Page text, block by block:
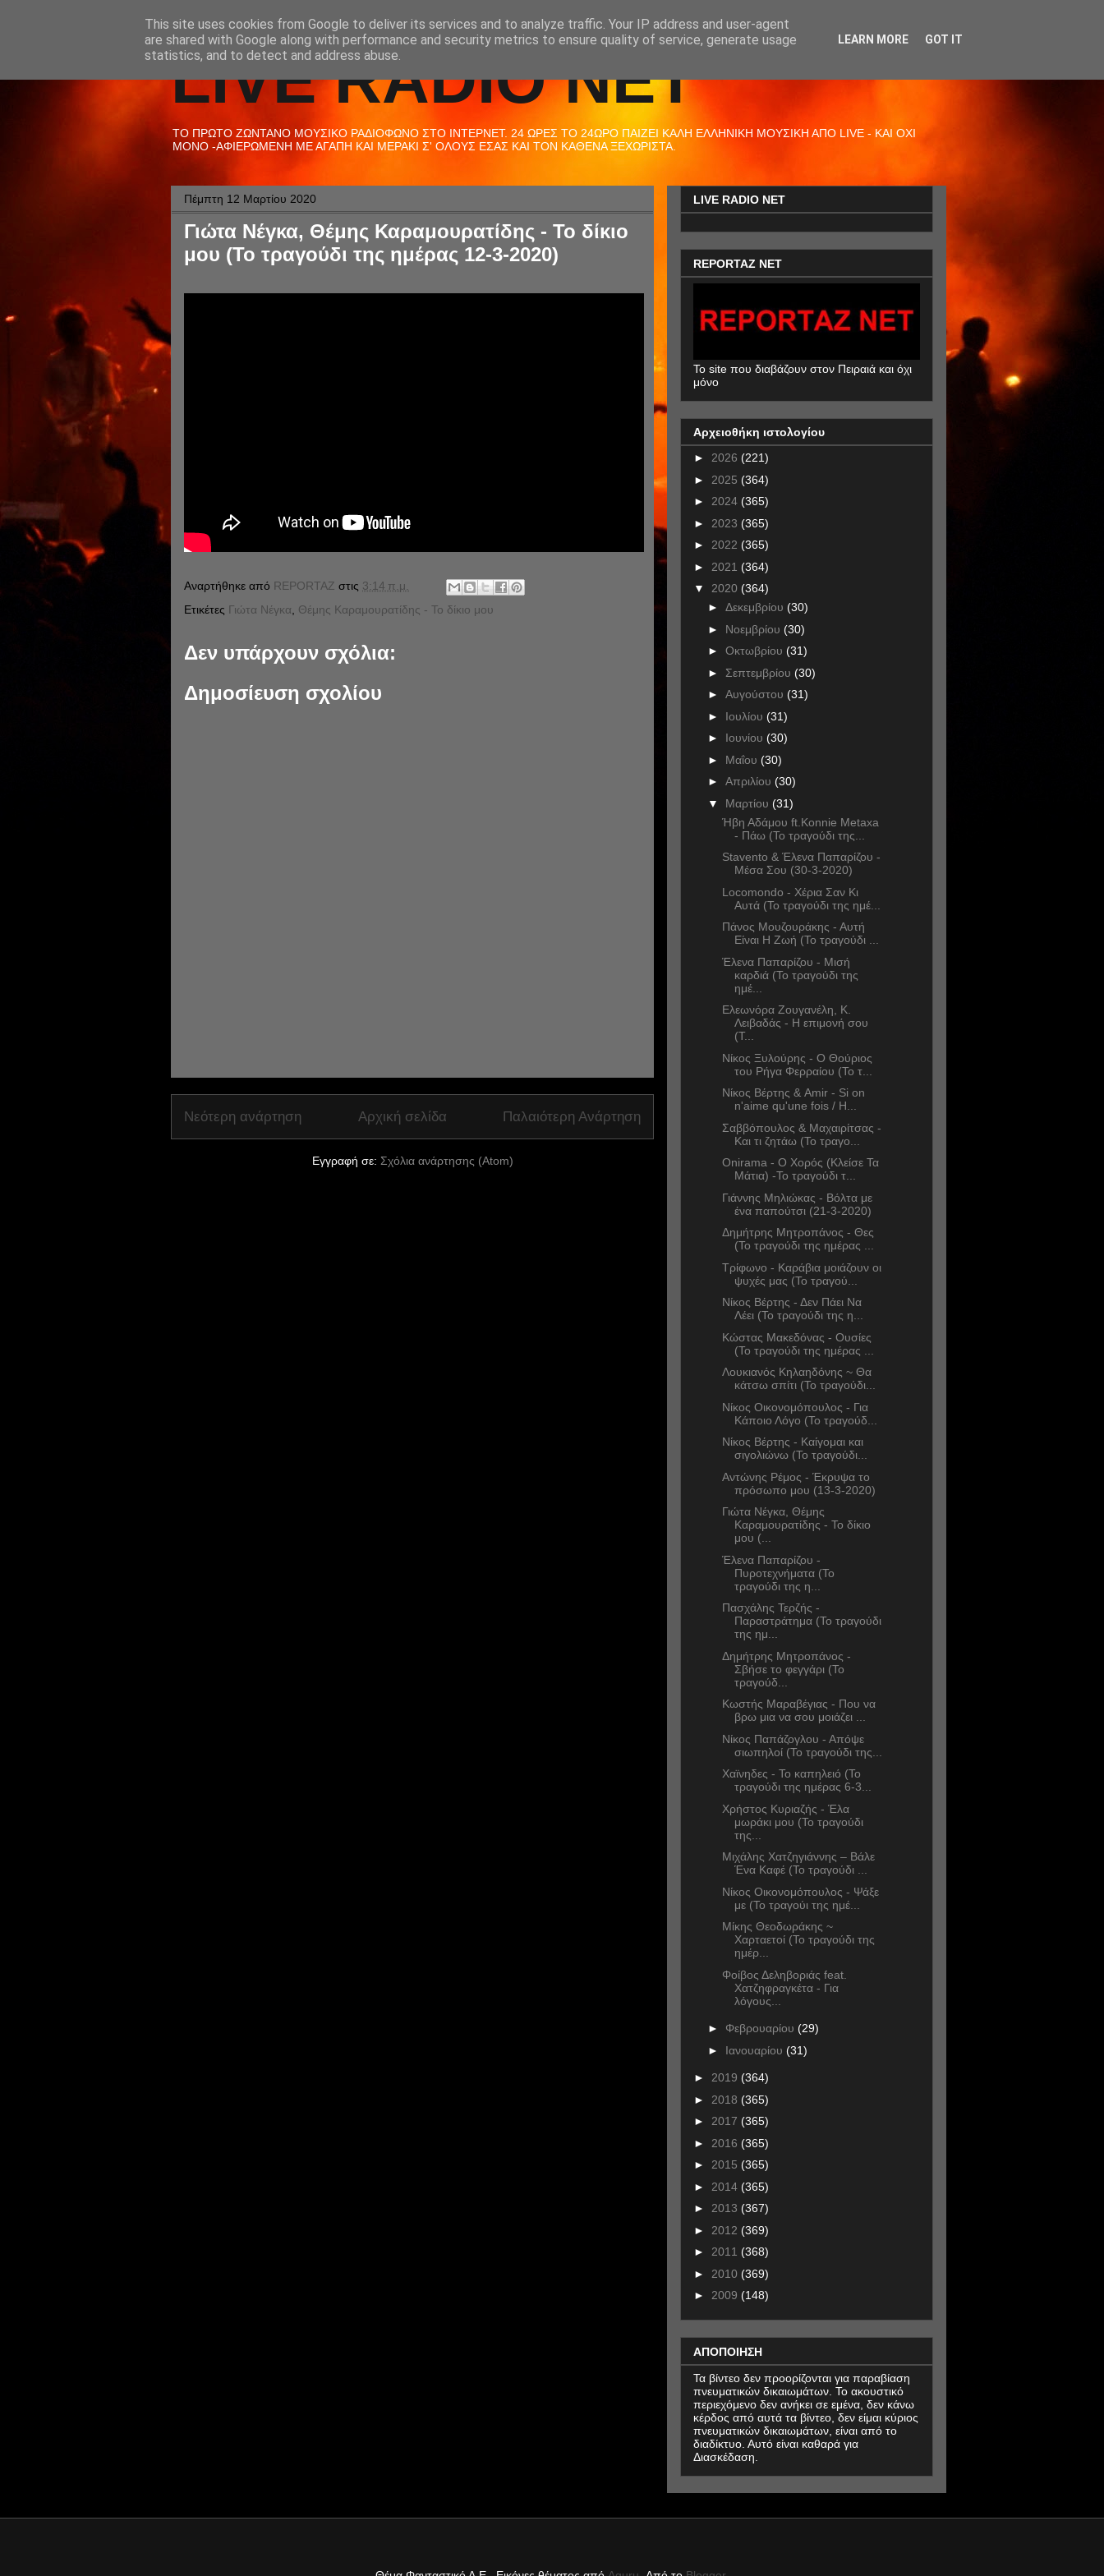
LIVE RADIO NET
ΤΟ ΠΡΩΤΟ ΖΩΝΤΑΝΟ ΜΟΥΣΙΚΟ ΡΑΔΙΟΦΩΝΟ ΣΤΟ ΙΝΤΕΡΝΕΤ. 24 ΩΡΕΣ ΤΟ 24ΩΡΟ ΠΑΙΖΕΙ ΚΑΛΗ ΕΛΛΗΝΙΚΗ ΜΟΥΣΙΚΗ ΑΠΟ LIVE - ΚΑΙ ΟΧΙ
ΜΟΝΟ -ΑΦΙΕΡΩΜΕΝΗ ΜΕ ΑΓΑΠΗ ΚΑΙ ΜΕΡΑΚΙ Σ' ΟΛΟΥΣ ΕΣΑΣ ΚΑΙ ΤΟΝ ΚΑΘΕΝΑ ΞΕΧΩΡΙΣΤΑ.
Πέμπτη 12 Μαρτίου 2020
Γιώτα Νέγκα, Θέμης Καραμουρατίδης - Το δίκιο
μου (Το τραγούδι της ημέρας 12-3-2020)
Αναρτήθηκε από REPORTAZ στις 3:14 π.μ.
Ετικέτες Γιώτα Νέγκα Θέμης Καραμουρατίδης - Το δίκιο μου
Δεν υπάρχουν σχόλια:
Δημοσίευση σχολίου
Νεότερη ανάρτηση Παλαιότερη Ανάρτηση
Αρχική σελίδα
Εγγραφή σε: Σχόλια ανάρτησης (Atom)
LIVE RADIO NET
REPORTAZ NET
To site που διαβάζουν στον Πειραιά και όχι
μόνο
Αρχειοθήκη ιστολογίου
► 2026 (221)
► 2025 (364)
► 2024 (365)
► 2023 (365)
► 2022 (365)
► 2021 (364)
▼ 2020 (364)
► Δεκεμβρίου (30)
► Νοεμβρίου (30)
► Οκτωβρίου (31)
► Σεπτεμβρίου (30)
► Αυγούστου (31)
► Ιουλίου (31)
► Ιουνίου (30)
► Μαΐου (30)
► Απριλίου (30)
▼ Μαρτίου (31)
Ήβη Αδάμου ft.Konnie Metaxa
- Πάω (Το τραγούδι της...
Stavento & Έλενα Παπαρίζου -
Μέσα Σου (30-3-2020)
Locomondo - Χέρια Σαν Κι
Αυτά (Το τραγούδι της ημέ...
Πάνος Μουζουράκης - Αυτή
Είναι Η Ζωή (Το τραγούδι ...
Έλενα Παπαρίζου - Μισή
καρδιά (Το τραγούδι της
ημέ...
Ελεωνόρα Ζουγανέλη, Κ.
Λειβαδάς - Η επιμονή σου
(Τ...
Νίκος Ξυλούρης - Ο Θούριος
του Ρήγα Φερραίου (Το τ...
Νίκος Βέρτης & Amir - Si on
n'aime qu'une fois / Η...
Σαββόπουλος & Μαχαιρίτσας -
Και τι ζητάω (Το τραγο...
Onirama - Ο Χορός (Κλείσε Τα
Μάτια) -Το τραγούδι τ...
Γιάννης Μηλιώκας - Βόλτα με
ένα παπούτσι (21-3-2020)
Δημήτρης Μητροπάνος - Θες
(Το τραγούδι της ημέρας ...
Τρίφωνο - Καράβια μοιάζουν οι
ψυχές μας (Το τραγού...
Νίκος Βέρτης - Δεν Πάει Να
Λέει (Το τραγούδι της η...
Κώστας Μακεδόνας - Ουσίες
(Το τραγούδι της ημέρας ...
Λουκιανός Κηλαηδόνης ~ Θα
κάτσω σπίτι (Το τραγούδι...
Νίκος Οικονομόπουλος - Για
Κάποιο Λόγο (Το τραγούδ...
Νίκος Βέρτης - Καίγομαι και
σιγολιώνω (Το τραγούδι...
Αντώνης Ρέμος - Έκρυψα το
πρόσωπο μου (13-3-2020)
Γιώτα Νέγκα, Θέμης
Καραμουρατίδης - Το δίκιο
μου (...
Έλενα Παπαρίζου -
Πυροτεχνήματα (Το
τραγούδι της η...
Πασχάλης Τερζής -
Παραστράτημα (Το τραγούδι
της ημ...
Δημήτρης Μητροπάνος -
Σβήσε το φεγγάρι (Το
τραγούδ...
Κωστής Μαραβέγιας - Που να
βρω μια να σου μοιάζει ...
Νίκος Παπάζογλου - Απόψε
σιωπηλοί (Το τραγούδι της...
Χαϊνηδες - Το καπηλειό (Το
τραγούδι της ημέρας 6-3...
Χρήστος Κυριαζής - Έλα
μωράκι μου (Το τραγούδι
της...
Μιχάλης Χατζηγιάννης – Βάλε
Ένα Καφέ (Το τραγούδι ...
Νίκος Οικονομόπουλος - Ψάξε
με (Το τραγούι της ημέ...
Μίκης Θεοδωράκης ~
Χαρταετοί (Το τραγούδι της
ημέρ...
Φοίβος Δεληβοριάς feat.
Χατζηφραγκέτα - Για
λόγους...
► Φεβρουαρίου (29)
► Ιανουαρίου (31)
► 2019 (364)
► 2018 (365)
► 2017 (365)
► 2016 (365)
► 2015 (365)
► 2014 (365)
► 2013 (367)
► 2012 (369)
► 2011 (368)
► 2010 (369)
► 2009 (148)
ΑΠΟΠΟΙΗΣΗ
Τα βίντεο δεν προορίζονται για παραβίαση
πνευματικών δικαιωμάτων. Το ακουστικό
περιεχόμενο δεν ανήκει σε εμένα, δεν κάνω
κέρδος από αυτά τα βίντεο, δεν είμαι κύριος
πνευματικών δικαιωμάτων, είναι από το
διαδίκτυο. Αυτό είναι καθαρά για
Διασκέδαση.
This site uses cookies from Google to deliver its services and to analyze traffic. Your IP address and user-agent
are shared with Google along with performance and security metrics to ensure quality of service, generate usage
statistics, and to detect and address abuse.
LEARN MORE GOT IT